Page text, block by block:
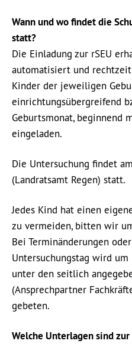
Wann und wo findet die
statt?
Die Einladung zur rSEU
automatisiert und
Kinder der jeweiligen
einrichtungsübergreifend
Geburtsmonat, beginnend
eingeladen.
Die Untersuchung findet
(Landratsamt Regen) statt.
Jedes Kind hat einen
zu vermeiden, bitten wir
Bei Terminänderungen
Untersuchungstag wird
unter den seitlich
(Ansprechpartner
gebeten.
Welche Unterlagen sind